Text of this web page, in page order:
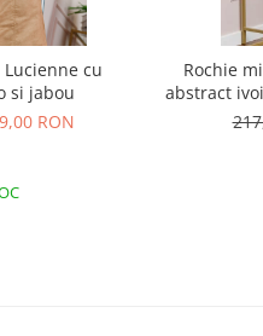
cu
si jabou
RON
Rochie
abstract